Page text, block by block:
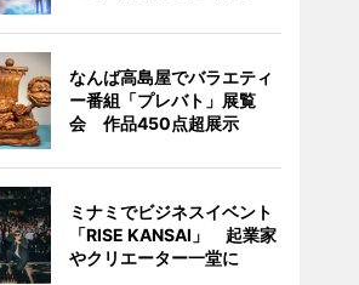
なんば高島屋でバラエティ
ー番組「プレバト」展覧
会 作品450点超展示
ミナミでビジネスイベント
「RISE KANSAI」 起業家
やクリエーター一堂に